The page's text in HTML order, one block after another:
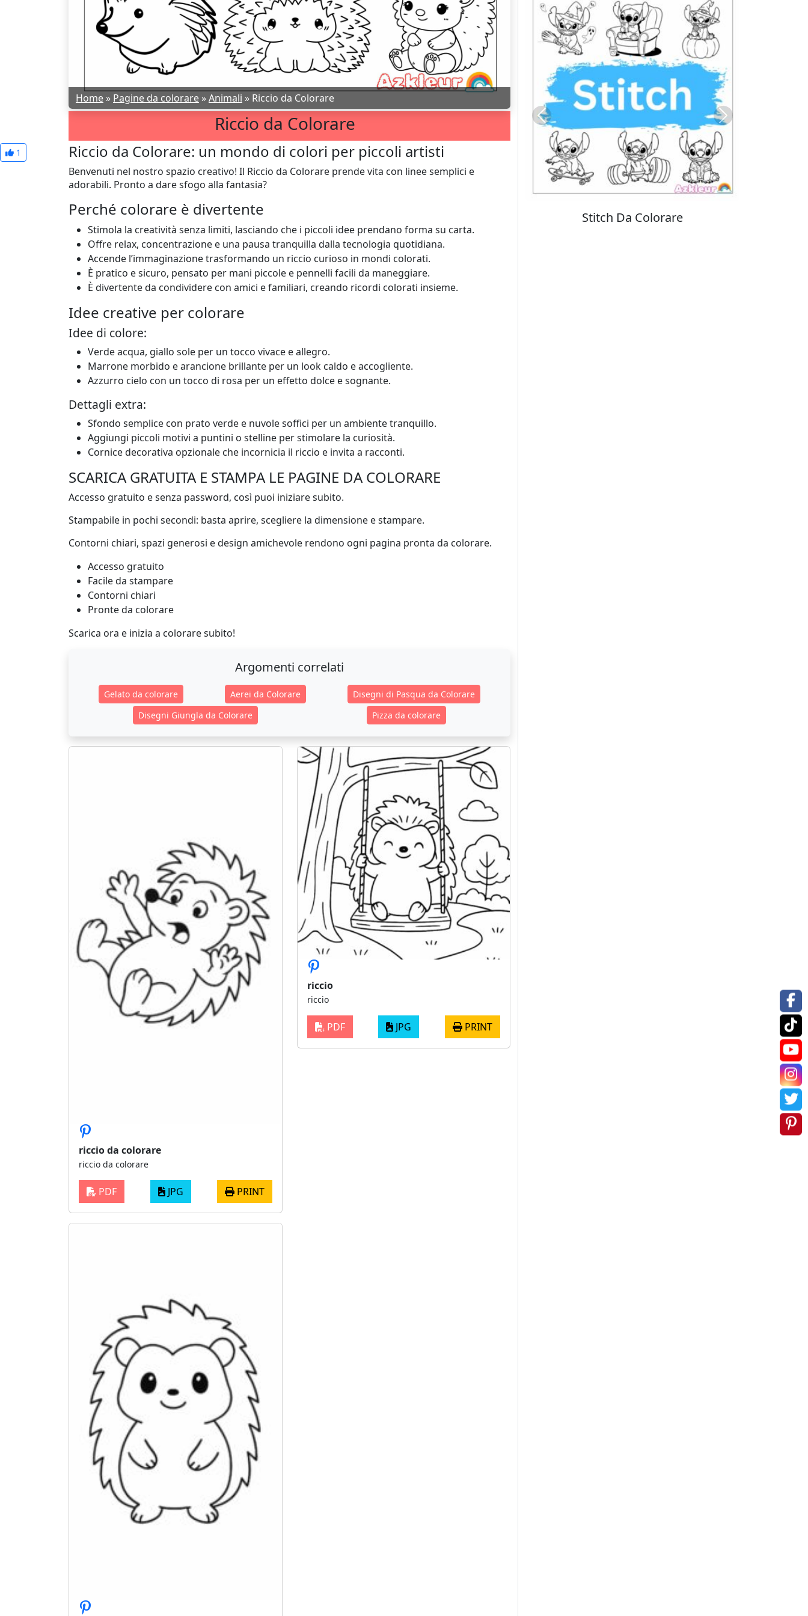
Home » Pagine da colorare »Animali » Riccio da Colorare
Riccio da Colorare
1 Riccio da Colorare: un mondo di colori per piccoli artisti
Benvenuti nel nostro spazio creativo! Il Riccio da Colorare prende vita con linee semplici e
adorabili. Pronto a dare sfogo alla fantasia?
Perché colorare è divertente
Stimola la creatività senza limiti, lasciando che i piccoli idee prendano forma su carta.
Offre relax, concentrazione e una pausa tranquilla dalla tecnologia quotidiana.
Accende l’immaginazione trasformando un riccio curioso in mondi colorati.
È pratico e sicuro, pensato per mani piccole e pennelli facili da maneggiare.
È divertente da condividere con amici e familiari, creando ricordi colorati insieme.
Idee creative per colorare
Idee di colore:
Verde acqua, giallo sole per un tocco vivace e allegro.
Marrone morbido e arancione brillante per un look caldo e accogliente.
Azzurro cielo con un tocco di rosa per un effetto dolce e sognante.
Dettagli extra:
Sfondo semplice con prato verde e nuvole soffici per un ambiente tranquillo.
Aggiungi piccoli motivi a puntini o stelline per stimolare la curiosità.
Cornice decorativa opzionale che incornicia il riccio e invita a racconti.
SCARICA GRATUITA E STAMPA LE PAGINE DA COLORARE
Accesso gratuito e senza password, così puoi iniziare subito.
Stampabile in pochi secondi: basta aprire, scegliere la dimensione e stampare.
Contorni chiari, spazi generosi e design amichevole rendono ogni pagina pronta da colorare.
Accesso gratuito
Facile da stampare
Contorni chiari
Pronte da colorare
Scarica ora e inizia a colorare subito!
Argomenti correlati
Gelato da colorare Aerei da Colorare
Disegni di Pasqua da Colorare
Disegni Giungla da Colorare
Pizza da colorare
riccio da colorare
riccio da colorare
PDF JPG PRINT
riccio
riccio
PDF JPG PRINT
Colorare Pokemon
Previous Next